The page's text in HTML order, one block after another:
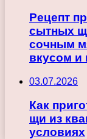
Рецепт
сытных
сочным
вкусом и
03.07.2026
Как
щи из
условиях